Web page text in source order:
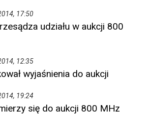
17:50
udziału w aukcji 800
12:35
wyjaśnienia do aukcji
19:24
się do aukcji 800 MHz